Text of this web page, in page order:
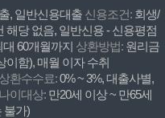
, 일반신용대출 신용조건: 회생/
해당 없음, 일반신용 - 신용평점
60개월까지 상환방법: 원리금
이함), 매월 이자 수취
환수수료:0% ~ 3%, 대출사별,
이대상: 만20세 이상 ~ 만65세
불가)